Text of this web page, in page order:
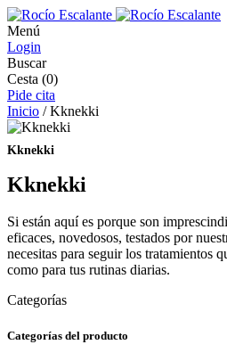
Menú
Login
Buscar
Cesta (0)
Pide cita
Inicio / Kknekki
Kknekki
Kknekki
Si están aquí es porque son
eficaces, novedosos, testados por
necesitas para seguir los tratamientos
como para tus rutinas diarias.
Categorías
Categorías del producto